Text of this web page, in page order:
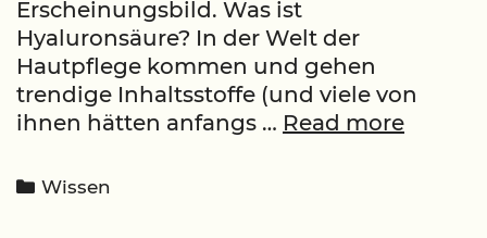
Erscheinungsbild. Was ist
Hyaluronsäure? In der Welt der
Hautpflege kommen und gehen
trendige Inhaltsstoffe (und viele von
ihnen hätten anfangs … Read moreWie
Categories
Wissen